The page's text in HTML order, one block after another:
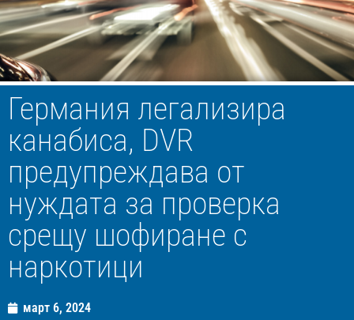
Германия легализира
канабиса, DVR
предупреждава от
нуждата за проверка
срещу шофиране с
наркотици
март 6, 2024